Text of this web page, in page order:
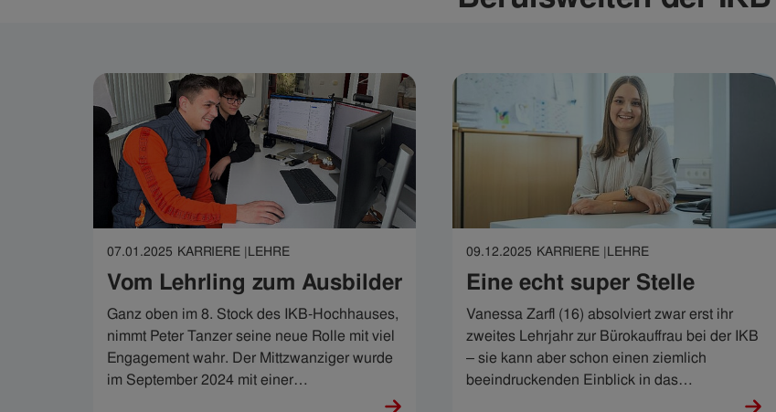
07.01.2025 KARRIERE |LEHRE
Vom Lehrling zum Ausbilder
Ganz oben im 8. Stock des IKB-Hochhauses,
nimmt Peter Tanzer seine neue Rolle mit viel
Engagement wahr. Der Mittzwanziger wurde
im September 2024 mit einer
verantwortungsvollen Aufgabe betraut: Er ist
09.12.2025 KARRIERE |LEHRE
Eine echt super Stelle
Vanessa Zarfl (16) absolviert zwar erst ihr
zweites Lehrjahr zur Bürokauffrau bei der IKB
– sie kann aber schon einen ziemlich
beeindruckenden Einblick in das